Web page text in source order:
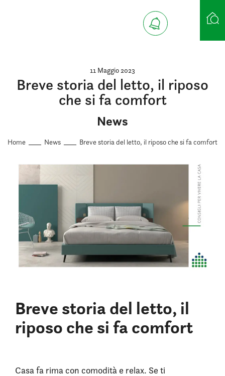
Ricerca case
11 Maggio 2023
Breve storia del letto, il riposo
che si fa comfort
News
Home News Breve storia del letto, il riposo che si fa comfort
Breve storia del letto, il
riposo che si fa comfort
Casa fa rima con comodità e relax. Se ti